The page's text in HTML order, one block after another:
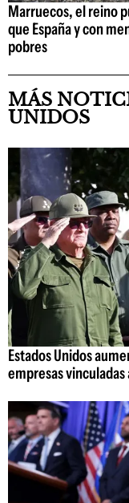
Marruecos, el reino
que España y con
pobres
MÁS
UNIDOS
Estados Unidos
empresas vinculadas